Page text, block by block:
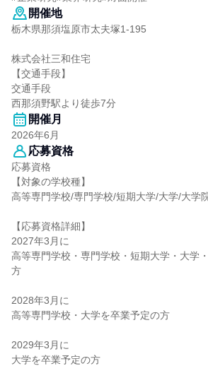
開催地
栃木県那須塩原市太夫塚1-195
株式会社三和住宅
【交通手段】
交通手段
西那須野駅より徒歩7分
開催月
2026年6月
応募資格
応募資格
【対象の学校種】
高等専門学校/専門学校/短期大学/大学/大学
【応募資格詳細】
2027年3月に
高等専門学校・専門学校・短期大学・大学
方
2028年3月に
高等専門学校・大学を卒業予定の方
2029年3月に
大学を卒業予定の方